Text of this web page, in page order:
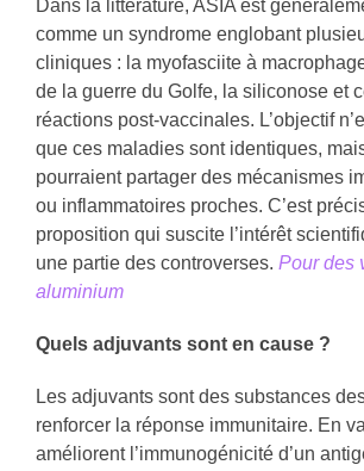
Dans la littérature, ASIA est
comme un syndrome englobant
cliniques : la myofasciite à
de la guerre du Golfe, la siliconose et
réactions post-vaccinales. L’objectif
que ces maladies sont identiques,
pourraient partager des mécanismes
ou inflammatoires proches. C’est
proposition qui suscite l’intérêt
une partie des controverses. Pour des
aluminium
Quels adjuvants sont en cause ?
Les adjuvants sont des substances
renforcer la réponse immunitaire. En
améliorent l’immunogénicité d’un